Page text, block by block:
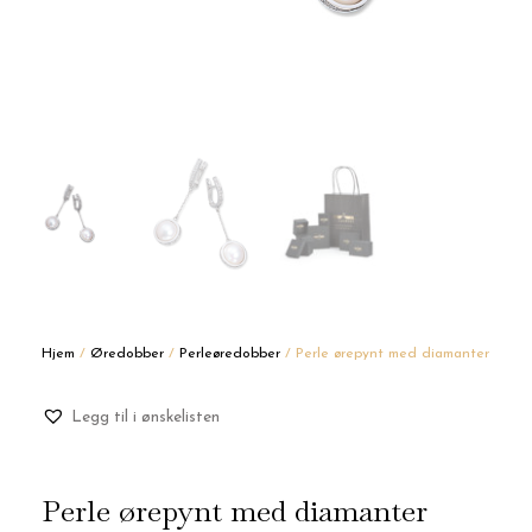
Hjem / Øredobber / Perleøredobber / Perle ørepynt med diamanter
Legg til i ønskelisten
Perle ørepynt med diamanter